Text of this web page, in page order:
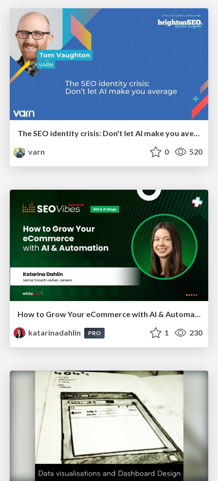
varn
0 520
How to Grow Your eCommerce with AI & Automation
katarinadahlin
PRO 1 230